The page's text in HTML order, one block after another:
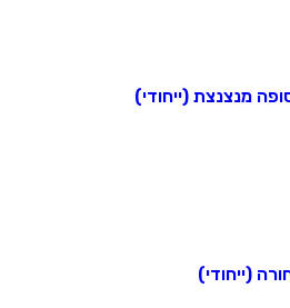
מנצנצת (ייחודי)
(ייחודי)